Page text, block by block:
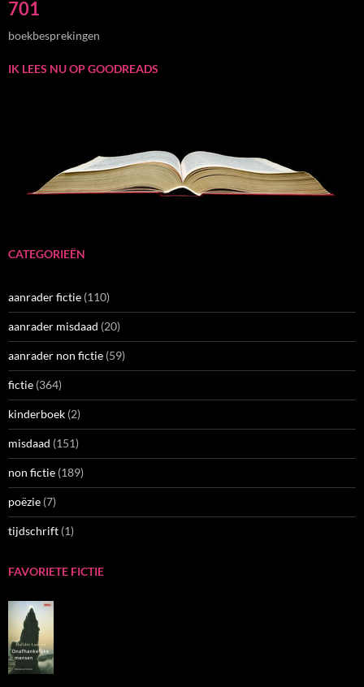
701
boekbesprekingen
IK LEES NU OP GOODREADS
CATEGORIEËN
aanrader fictie (110)
aanrader misdaad (20)
aanrader non fictie (59)
fictie (364)
kinderboek (2)
misdaad (151)
non fictie (189)
poëzie (7)
tijdschrift (1)
FAVORIETE FICTIE